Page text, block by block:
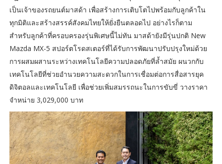
เป็นเจ้าของรถยนต์มาสด้า เพื่อสร้างการเติบโตไปพร้อมกับลูกค้าใน
ทุกมิติและสร้างสรรค์สังคมไทยให้ยั่งยืนตลอดไป อย่างไรก็ตาม
สำหรับลูกค้าที่ครอบครองรุ่นพิเศษนี้ไม่ทัน มาสด้ายังมีรุ่นปกติ New
Mazda MX-5 สปอร์ตโรดสเตอร์ที่ได้รับการพัฒนาปรับปรุงใหม่ด้วย
การผสมผสานระหว่างเทคโนโลยีความปลอดภัยที่ล้ำสมัย ผนวกกับ
เทคโนโลยีที่ช่วยอำนวยความสะดวกในการเชื่อมต่อการสื่อสารยุค
ดิจิตอลและเทคโนโลยี เพื่อช่วยเพิ่มสมรรถนะในการขับขี่ วางราคา
จำหน่าย 3,029,000 บาท